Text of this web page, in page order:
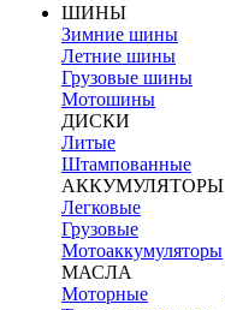
ШИНЫ
Зимние шины
Летние шины
Грузовые шины
Мотошины
ДИСКИ
Литые
Штампованные
АККУМУЛЯТОРЫ
Легковые
Грузовые
Мотоаккумуляторы
МАСЛА
Моторные